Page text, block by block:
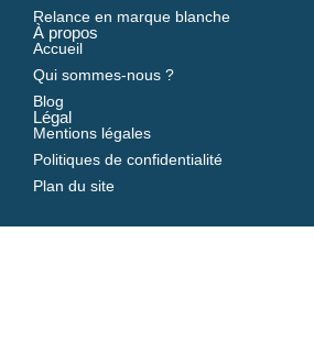
Relance en marque blanche
À propos
Accueil
Qui sommes-nous ?
Blog
Légal
Mentions légales
Politiques de confidentialité
Plan du site